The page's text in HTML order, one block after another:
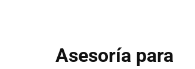
Asesoría para